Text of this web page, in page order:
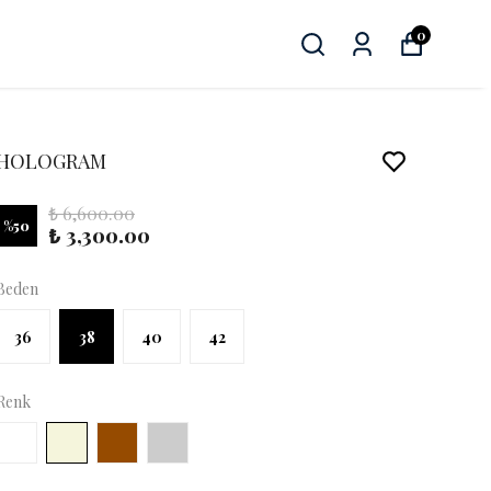
0
%50
₺ 6,600.00
₺ 3,300.00
36 38 40 42